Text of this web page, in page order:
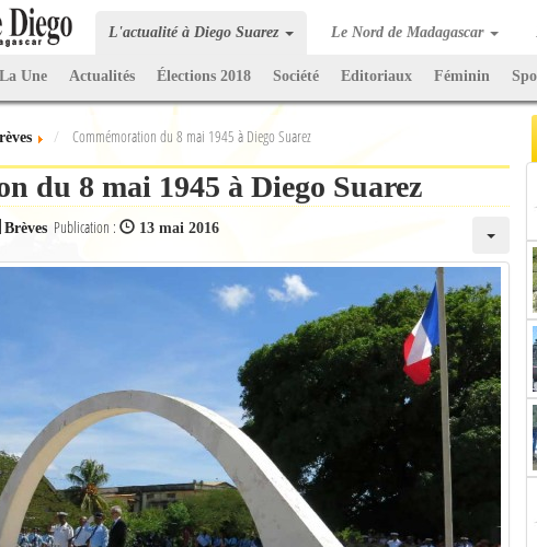
L'actualité à Diego Suarez Le Nord de Madagascar
La Une Actualités Élections 2018 Société Editoriaux Féminin
Commémoration du 8 mai 1945 à Diego Suarez
du 8 mai 1945 à Diego Suarez
Brèves Publication : 13 mai 2016